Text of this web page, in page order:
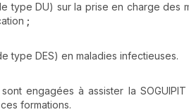
type DU) sur la prise en charge des
;
type DES) en maladies infectieuses.
engagées à assister la
formations.